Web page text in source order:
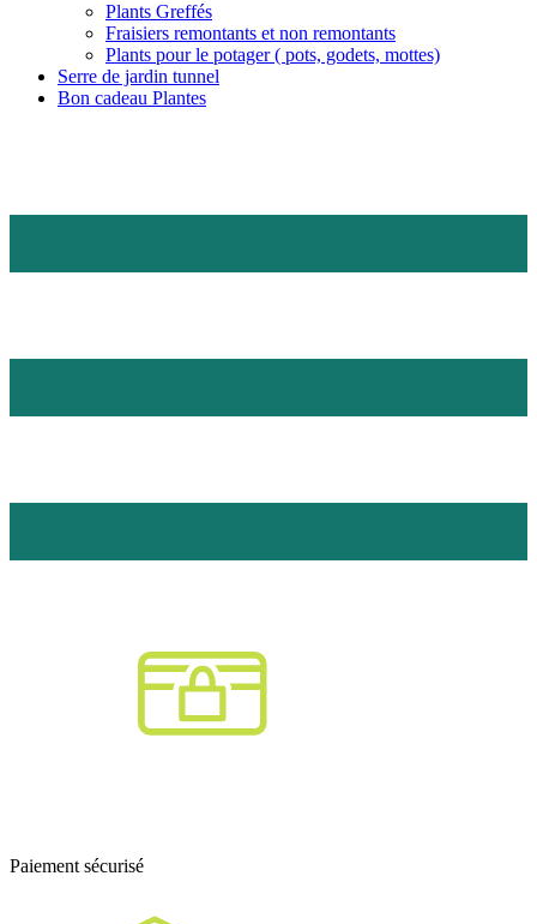
Plants Greffés
Fraisiers remontants et non remontants
Plants pour le potager ( pots, godets, mottes)
Serre de jardin tunnel
Bon cadeau Plantes
Paiement sécurisé